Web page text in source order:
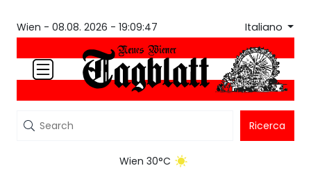
Wien - 08.08. 2026 - 19:09:47 Italiano
Ricerca
Wien 30°C